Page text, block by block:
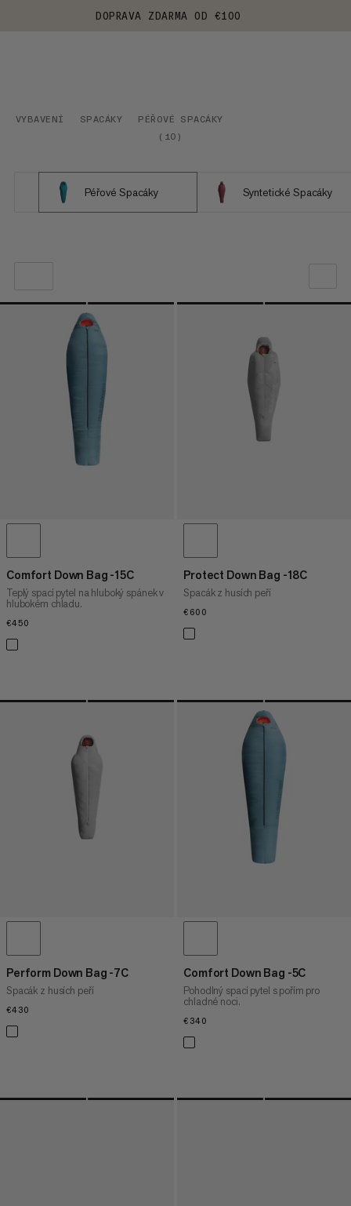
DOPRAVA ZDARMA OD €100
VYBAVENÍ SPACÁKY
PÉŘOVÉ SPACÁKY
( 10 )
Péřové Spacáky Syntetické Spacáky
NAŠE DOPORUČENÍ
CENA OD NEJNIŽŠÍ PO NEJVYŠŠÍ
CENA OD NEJVYŠŠÍ PO NEJNIŽŠÍ
Comfort Down Bag -15C
Teplý spací pytel na hluboký spánek v
hlubokém chladu.
€450
Protect Down Bag -18C
Spacák z husích peří
€600
Perform Down Bag -7C
Spacák z husích peří
€430
Comfort Down Bag -5C
Pohodlný spací pytel s pořím pro
chladné noci.
€340